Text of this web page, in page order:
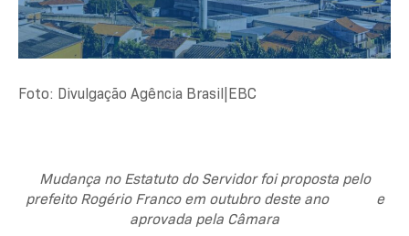
Foto: Divulgação Agência Brasil|EBC
Mudança no Estatuto do Servidor foi proposta pelo
prefeito Rogério Franco em outubro deste ano e
aprovada pela Câmara